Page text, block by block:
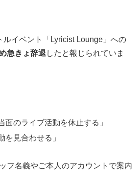
ルイベント「Lyricist Lounge」への
急きょ辞退 したと報じられていま
面のライブ活動を休止する」
を見合わせる」
フ名義やご本人のアカウントで案内